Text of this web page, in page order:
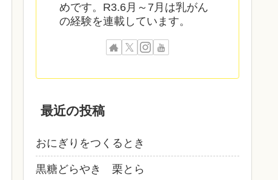
めです。R3.6月～7月は乳がん
の経験を連載しています。
最近の投稿
おにぎりをつくるとき
黒糖どらやき 栗とら